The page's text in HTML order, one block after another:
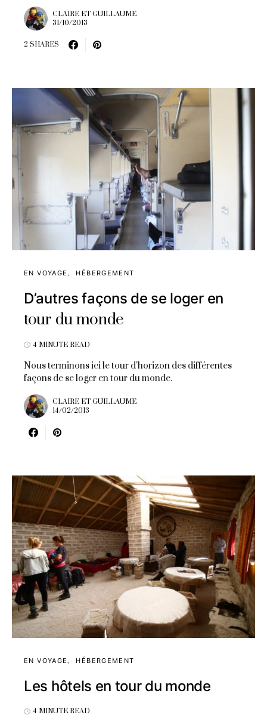
CLAIRE ET GUILLAUME
31/10/2013
2 SHARES
EN VOYAGE HÉBERGEMENT
D’autres façons de se loger en
tour du monde
4 MINUTE READ
Nous terminons ici le tour d'horizon des différentes
façons de se loger en tour du monde.
CLAIRE ET GUILLAUME
14/02/2013
EN VOYAGE HÉBERGEMENT
Les hôtels en tour du monde
4 MINUTE READ